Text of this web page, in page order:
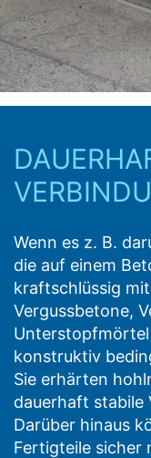
Wenn es z. B.
die auf einem
kraftschlüssig
Vergussbetone,
konstruktiv
Sie erhärten
dauerhaft stabile
Darüber hinaus
Fertigteile sicher